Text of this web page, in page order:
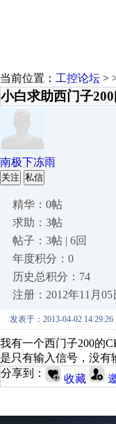
当前位置： 工控论坛 >
小白求助西门子
南极下冻雨
关注 私信
精华：0帖
求助：3帖
帖子：3帖 | 6回
年度积分：0
历史总积分：74
注册：2012年11月05
发表于：2013-04-02 14:29:26
我有一个西门子200的
是只有输入信号，没
分享到：
收藏